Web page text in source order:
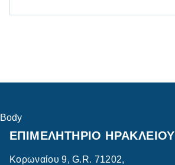
Body
ΕΠΙΜΕΛΗΤΗΡΙΟ ΗΡΑΚΛΕΙΟΥ
Κορωναίου 9, G.R. 71202,